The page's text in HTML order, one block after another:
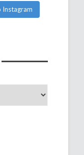
Instagram